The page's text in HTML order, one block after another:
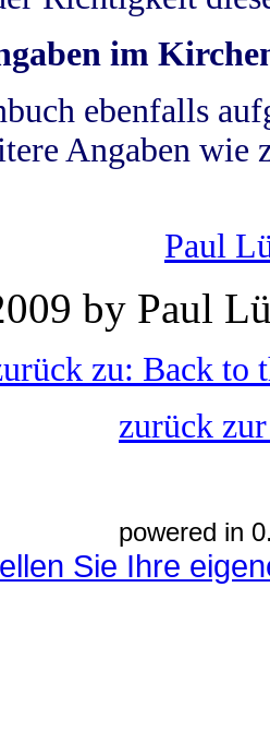
im
ebenfalls
Angaben wie
Paul
by Paul
zu: Back to
zurück
powered in
Sie Ihre